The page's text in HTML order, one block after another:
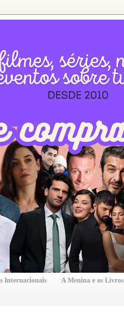
Internacionais A Menina e os Livros